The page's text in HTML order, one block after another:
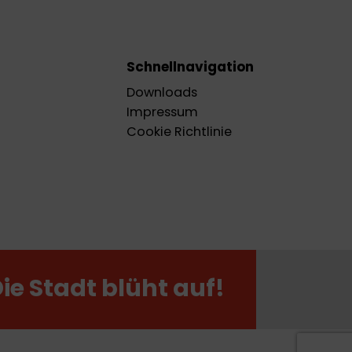
Schnellnavigation
Downloads
Impressum
Cookie Richtlinie
Stadt blüht auf!